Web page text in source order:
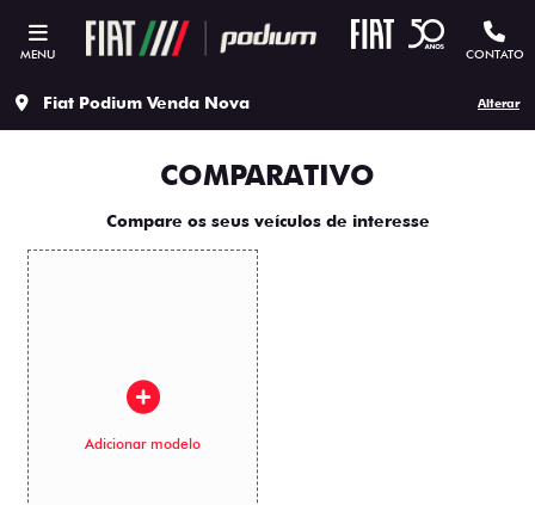
MENU CONTATO
Fiat Podium Venda Nova Alterar
COMPARATIVO
Compare os seus veículos de interesse
Adicionar modelo